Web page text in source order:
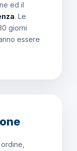
ed il
. Le
giorni
essere